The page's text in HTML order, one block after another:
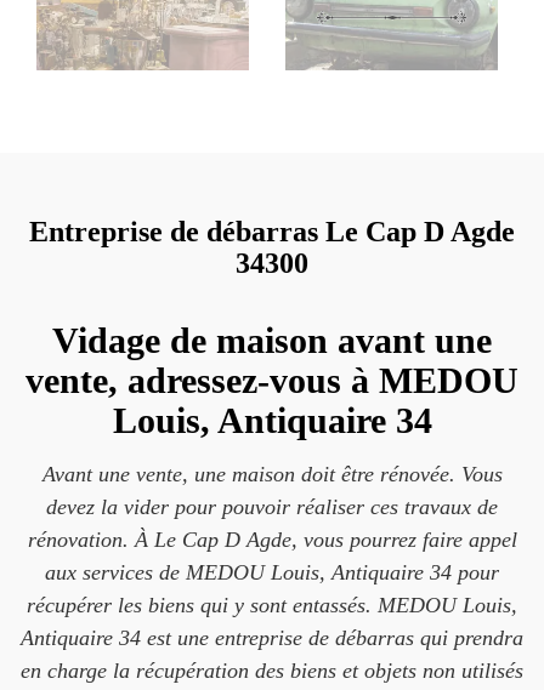
Entreprise de débarras Le Cap D Agde
34300
Vidage de maison avant une
vente, adressez-vous à MEDOU
Louis, Antiquaire 34
Avant une vente, une maison doit être rénovée. Vous
devez la vider pour pouvoir réaliser ces travaux de
rénovation. À Le Cap D Agde, vous pourrez faire appel
aux services de MEDOU Louis, Antiquaire 34 pour
récupérer les biens qui y sont entassés. MEDOU Louis,
Antiquaire 34 est une entreprise de débarras qui prendra
en charge la récupération des biens et objets non utilisés